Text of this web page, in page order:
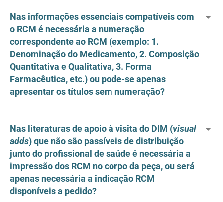
Nas informações essenciais compatíveis com
o RCM é necessária a numeração
correspondente ao RCM (exemplo: 1.
Denominação do Medicamento, 2. Composição
Quantitativa e Qualitativa, 3. Forma
Farmacêutica, etc.) ou pode-se apenas
apresentar os títulos sem numeração?
Nas literaturas de apoio à visita do DIM (visual
adds) que não são passíveis de distribuição
junto do profissional de saúde é necessária a
impressão dos RCM no corpo da peça, ou será
apenas necessária a indicação RCM
disponíveis a pedido?